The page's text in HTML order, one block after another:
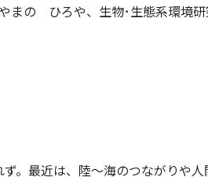
やまの ひろや、生物･生態系環境
。最近は、陸～海のつながりや